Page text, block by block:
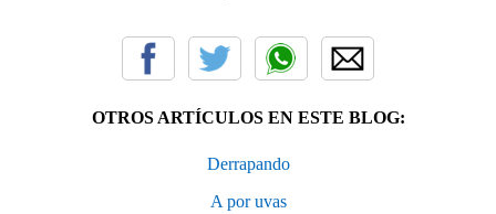
OTROS ARTÍCULOS EN ESTE BLOG:
Derrapando
A por uvas